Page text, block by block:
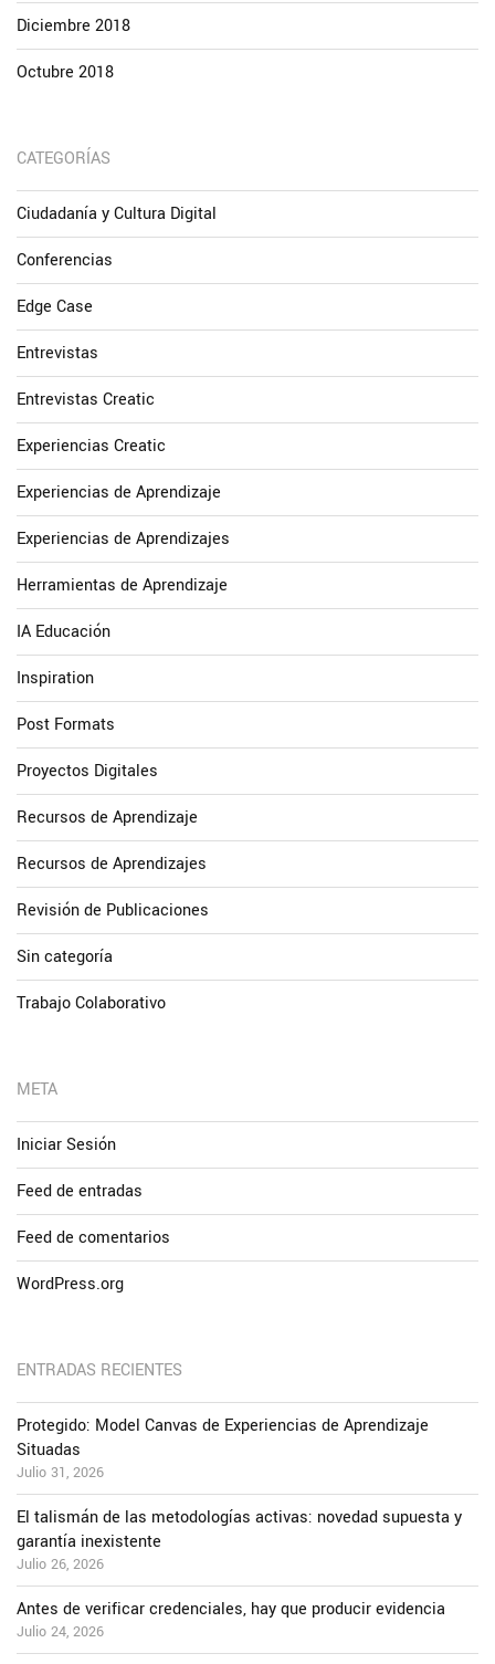
Diciembre 2018
Octubre 2018
CATEGORÍAS
Ciudadanía y Cultura Digital
Conferencias
Edge Case
Entrevistas
Entrevistas Creatic
Experiencias Creatic
Experiencias de Aprendizaje
Experiencias de Aprendizajes
Herramientas de Aprendizaje
IA Educación
Inspiration
Post Formats
Proyectos Digitales
Recursos de Aprendizaje
Recursos de Aprendizajes
Revisión de Publicaciones
Sin categoría
Trabajo Colaborativo
META
Iniciar Sesión
Feed de entradas
Feed de comentarios
WordPress.org
ENTRADAS RECIENTES
Protegido: Model Canvas de Experiencias de Aprendizaje
Situadas
Julio 31, 2026
El talismán de las metodologías activas: novedad supuesta y
garantía inexistente
Julio 26, 2026
Antes de verificar credenciales, hay que producir evidencia
Julio 24, 2026